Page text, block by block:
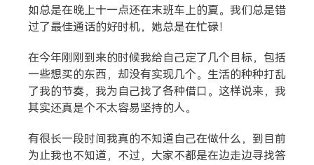
如总是在晚上十一点还在末班车上的夏。我们总是错
过了最佳通话的好时机，她总是在忙碌！
在今年刚刚到来的时候我给自己定了几个目标，包括
一些想买的东西，却没有实现几个。生活的种种打乱
了我的节奏，我为自己找了各种借口。这样说来，我
其实还真是个不太容易坚持的人。
有很长一段时间我真的不知道自己在做什么，到目前
为止我也不知道，不过，大家不都是在边走边寻找答